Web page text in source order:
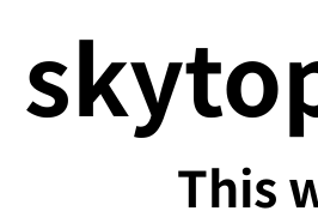
This